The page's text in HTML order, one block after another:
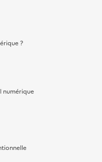
?
numérique